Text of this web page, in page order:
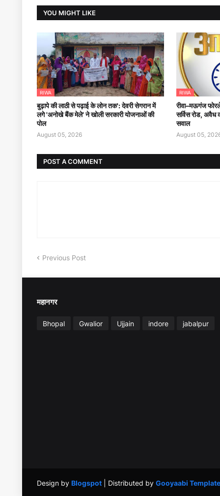
YOU MIGHT LIKE
RIWA
बुढ़ापे की लाठी से पढ़ाई के लोन तक': देवरी सेगरान में
लगे 'अनोखे बैंक मेले' ने खोली सरकारी योजनाओं की
पोल
August 05, 2026
RIWA
रीवा–मऊगंज
सर्विस रोड, अवैध
सवाल
August 05,
POST A COMMENT
Previous Post
महानगर
Bhopal Gwalior Ujjain indore jabalpur
Design by Blogspot | Distributed by Gooyaabi Template